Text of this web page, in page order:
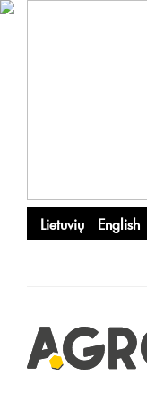
Lietuvių English